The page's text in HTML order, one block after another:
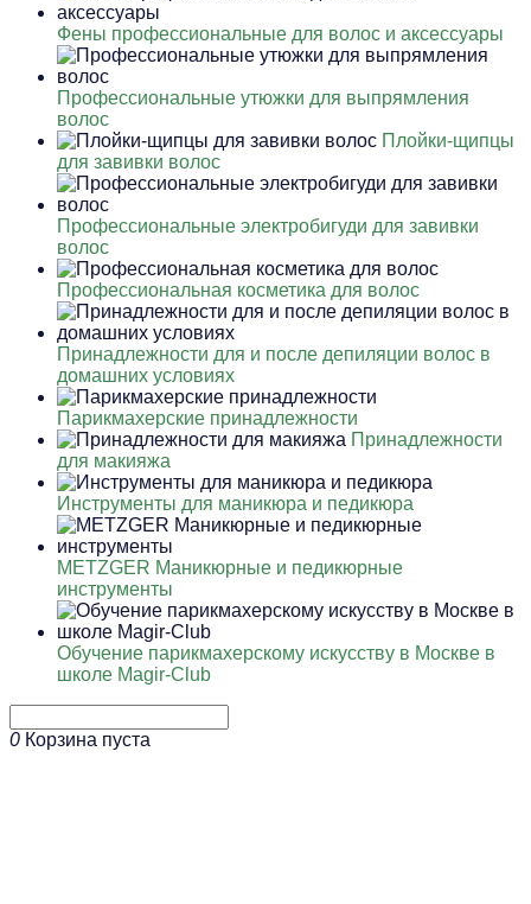
Фены профессиональные для волос и аксессуары
Профессиональные утюжки для выпрямления
волос
Плойки-щипцы
для завивки волос
Профессиональные электробигуди для завивки
волос
Профессиональная косметика для волос
Принадлежности для и после депиляции волос в
домашних условиях
Парикмахерские принадлежности
Принадлежности
для макияжа
Инструменты для маникюра и педикюра
METZGER Маникюрные и педикюрные
инструменты
Обучение парикмахерскому искусству в Москве в
школе Magir-Club
0 Корзина пуста